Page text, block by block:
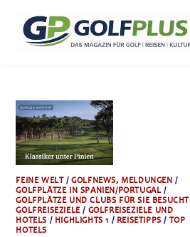
springen
FEINE WELT/GOLFNEWS, MELDUNGEN /
GOLFPLÄTZE IN SPANIEN/PORTUGAL/
GOLFPLÄTZE UND CLUBS FÜR SIE BESUCHT
GOLFREISEZIELE/ GOLFREISEZIELE UND
HOTELS / HIGHLIGHTS 1 / REISETIPPS / TOP
HOTELS